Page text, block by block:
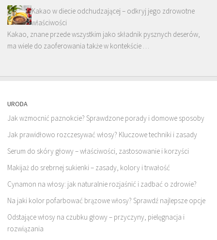
Kakao w diecie odchudzającej – odkryj jego zdrowotne
właściwości
Kakao, znane przede wszystkim jako składnik pysznych deserów,
ma wiele do zaoferowania także w kontekście …
URODA
Jak wzmocnić paznokcie? Sprawdzone porady i domowe sposoby
Jak prawidłowo rozczesywać włosy? Kluczowe techniki i zasady
Serum do skóry głowy – właściwości, zastosowanie i korzyści
Makijaż do srebrnej sukienki – zasady, kolory i trwałość
Cynamon na włosy: jak naturalnie rozjaśnić i zadbać o zdrowie?
Na jaki kolor pofarbować brązowe włosy? Sprawdź najlepsze opcje
Odstające włosy na czubku głowy – przyczyny, pielęgnacja i
rozwiązania